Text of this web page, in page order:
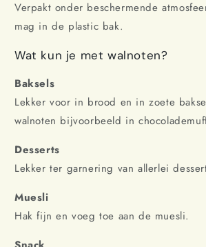
Verpakt onder beschermende
mag in de plastic bak.
Wat kun je met walnoten?
Baksels
Lekker voor in brood en in zoete
walnoten bijvoorbeeld in
Desserts
Lekker ter garnering van allerlei
Muesli
Hak fijn en voeg toe aan de muesli.